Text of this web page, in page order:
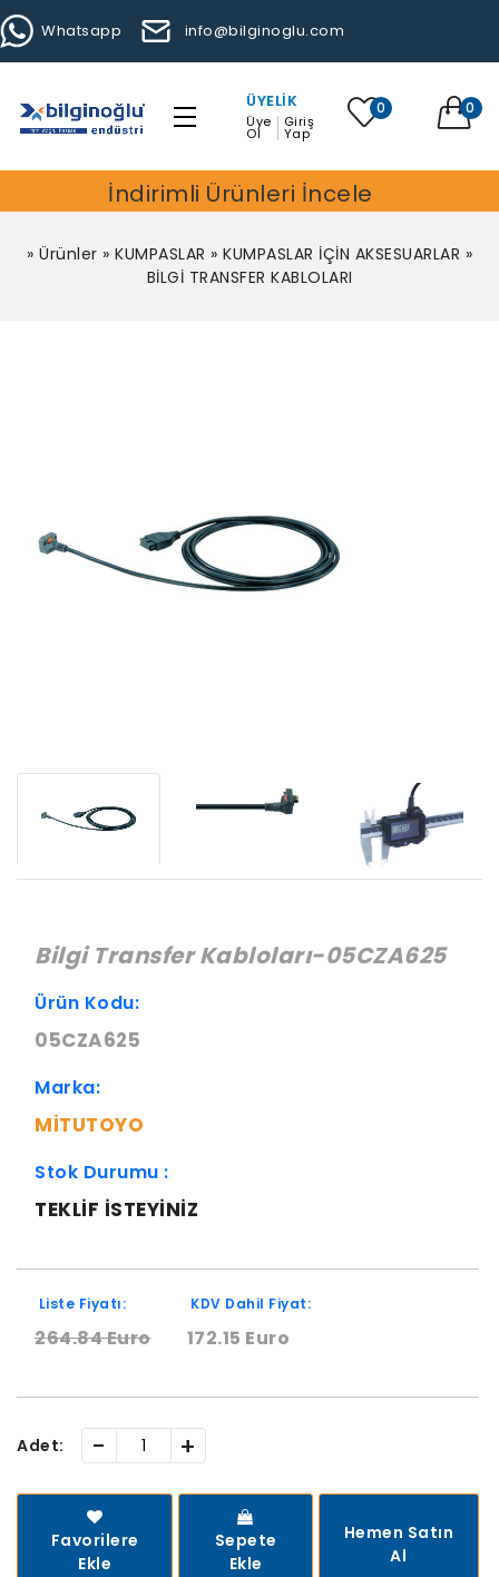
Whatsapp info@bilginoglu.com
ÜYELIK
Üye
Ol
Giriş
Yap
0 0
İndirimli Ürünleri İncele
» Ürünler » KUMPASLAR » KUMPASLAR İÇİN AKSESUARLAR »
BİLGİ TRANSFER KABLOLARI
Bilgi Transfer Kabloları-05CZA625
Ürün Kodu:
05CZA625
Marka:
MITUTOYO
Stok Durumu :
TEKLIF ISTEYINIZ
Liste Fiyatı:
264.84 Euro
KDV Dahil Fiyat:
172.15 Euro
Adet: - +
Favorilere
Ekle
Sepete
Ekle
Hemen Satın
Al